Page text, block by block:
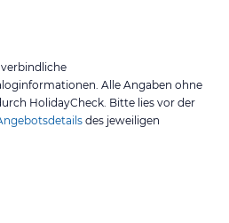
Alle Angaben ohne
HolidayCheck. Bitte lies vor der
des jeweiligen